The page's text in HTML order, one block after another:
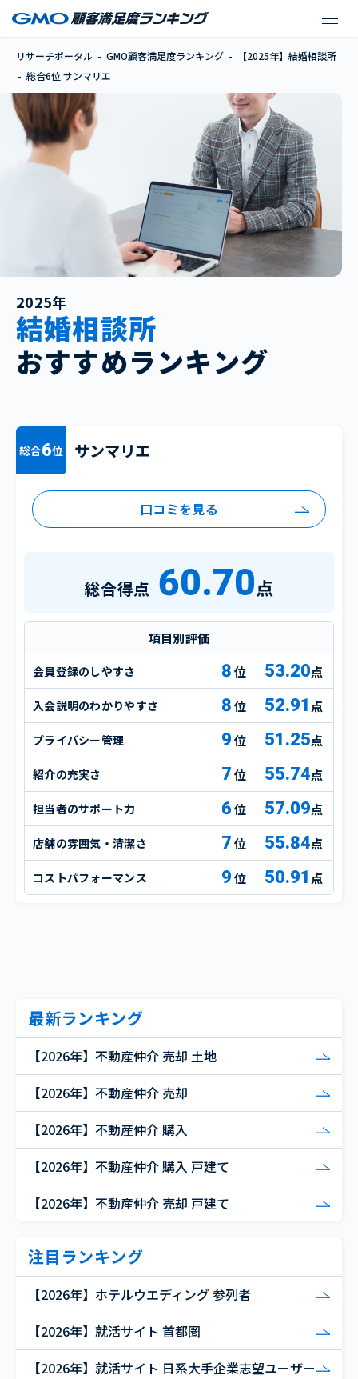
リサーチポータル GMO顧客満足度ランキング
【2025年】結婚相談所
総合6位 サンマリエ
2025年
結婚相談所
おすすめランキング
総合6位 サンマリエ
口コミを見る
総合得点 60.70点
項目別評価
会員登録のしやすさ 8 53.20点
入会説明のわかりやすさ 8 52.91 点
プライバシー管理 9 51.25点
紹介の充実さ 7 55.74点
担当者のサポート力 6 57.09点
店舗の雰囲気・清潔さ 7 55.84点
コストパフォーマンス 9 50.91 点
最新ランキング
【2026年】不動産仲介 売却 土地
【2026年】不動産仲介 売却
【2026年】不動産仲介 購入
【2026年】不動産仲介 購入 戸建て
【2026年】不動産仲介 売却 戸建て
注目ランキング
【2026年】ホテルウエディング 参列者
【2026年】就活サイト 首都圏
【2026年】就活サイト 日系大手企業志望ユーザー